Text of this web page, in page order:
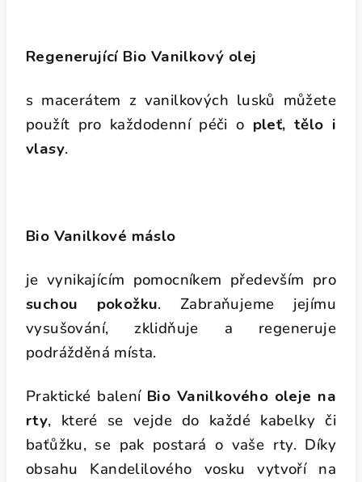
Regenerující Bio Vanilkový olej
s macerátem z vanilkových lusků můžete
použít pro každodenní péči o pleť, tělo i
vlasy.
Bio Vanilkové máslo
je vynikajícím pomocníkem především pro
suchou pokožku. Zabraňujeme jejímu
vysušování, zklidňuje a regeneruje
podrážděná místa.
Praktické balení Bio Vanilkového oleje na
rty, které se vejdedo každé kabelky či
baťůžku, se pak postará o vaše rty. Díky
obsahu Kandelilového vosku vytvoří na